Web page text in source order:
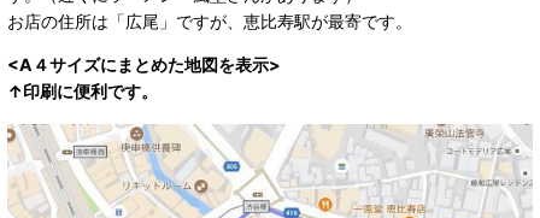
お店の住所は「広尾」ですが、恵比寿駅が最寄です。
<A４サイズにまとめた地図を表示>
↑印刷に便利です。